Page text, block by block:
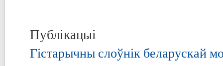
Публікацыі
Гістарычны слоўнік беларускай